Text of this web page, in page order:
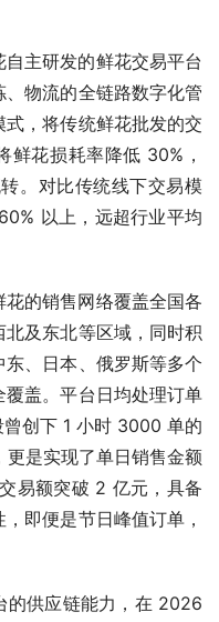
主研发的鲜花交易平台
物流的全链路数字化管
，将传统鲜花批发的交
花损耗率降低 30%，
。对比传统线下交易模
以上，远超行业平均
的销售网络覆盖全国各
及东北等区域，同时积
、日本、俄罗斯等多个
盖。平台日均处理订单
创下 1 小时 3000 单的
是实现了单日销售金额
易额突破 2 亿元，具备
即便是节日峰值订单，
的供应链能力，在 2026